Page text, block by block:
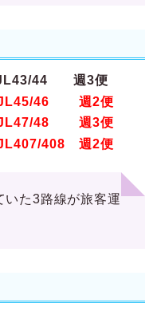
44 週3便
46 週2便
48 週3便
408 週2便
いた3路線が旅客運